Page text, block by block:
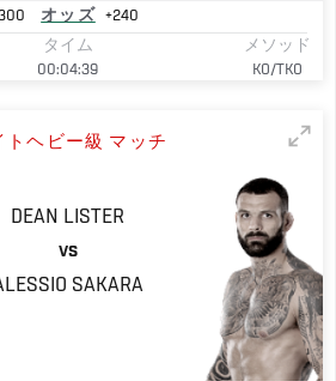
オッズ
+240
タイム
00:04:39
メソッド
KO/TKO
トヘビー級 マッチ
DEAN LISTER
VS
SAKARA